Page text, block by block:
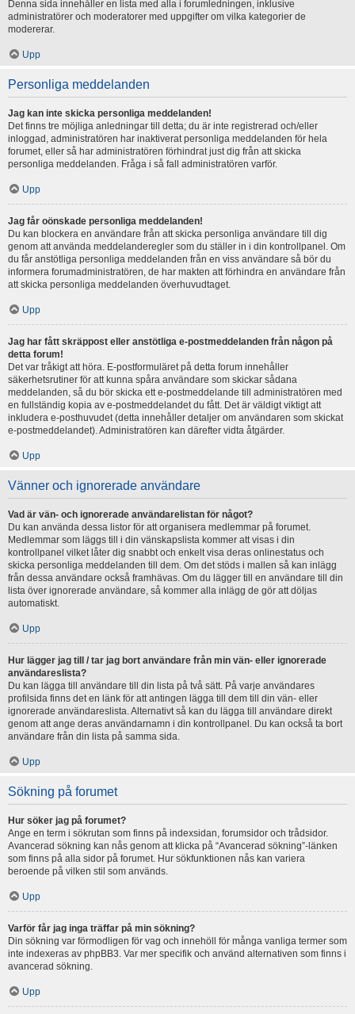
Denna sida innehåller en lista med alla i forumledningen, inklusive
administratörer och moderatorer med uppgifter om vilka kategorier de
modererar.
Upp
Personliga meddelanden
Jag kan inte skicka personliga meddelanden!
Det finns tre möjliga anledningar till detta; du är inte registrerad och/eller
inloggad, administratören har inaktiverat personliga meddelanden för hela
forumet, eller så har administratören förhindrat just dig från att skicka
personliga meddelanden. Fråga i så fall administratören varför.
Upp
Jag får oönskade personliga meddelanden!
Du kan blockera en användare från att skicka personliga användare till dig
genom att använda meddelanderegler som du ställer in i din kontrollpanel. Om
du får anstötliga personliga meddelanden från en viss användare så bör du
informera forumadministratören, de har makten att förhindra en användare från
att skicka personliga meddelanden överhuvudtaget.
Upp
Jag har fått skräppost eller anstötliga e-postmeddelanden från någon på
detta forum!
Det var tråkigt att höra. E-postformuläret på detta forum innehåller
säkerhetsrutiner för att kunna spåra användare som skickar sådana
meddelanden, så du bör skicka ett e-postmeddelande till administratören med
en fullständig kopia av e-postmeddelandet du fått. Det är väldigt viktigt att
inkludera e-posthuvudet (detta innehåller detaljer om användaren som skickat
e-postmeddelandet). Administratören kan därefter vidta åtgärder.
Upp
Vänner och ignorerade användare
Vad är vän- och ignorerade användarelistan för något?
Du kan använda dessa listor för att organisera medlemmar på forumet.
Medlemmar som läggs till i din vänskapslista kommer att visas i din
kontrollpanel vilket låter dig snabbt och enkelt visa deras onlinestatus och
skicka personliga meddelanden till dem. Om det stöds i mallen så kan inlägg
från dessa användare också framhävas. Om du lägger till en användare till din
lista över ignorerade användare, så kommer alla inlägg de gör att döljas
automatiskt.
Upp
Hur lägger jag till / tar jag bort användare från min vän- eller ignorerade
användareslista?
Du kan lägga till användare till din lista på två sätt. På varje användares
profilsida finns det en länk för att antingen lägga till dem till din vän- eller
ignorerade användareslista. Alternativt så kan du lägga till användare direkt
genom att ange deras användarnamn i din kontrollpanel. Du kan också ta bort
användare från din lista på samma sida.
Upp
Sökning på forumet
Hur söker jag på forumet?
Ange en term i sökrutan som finns på indexsidan, forumsidor och trådsidor.
Avancerad sökning kan nås genom att klicka på “Avancerad sökning”-länken
som finns på alla sidor på forumet. Hur sökfunktionen nås kan variera
beroende på vilken stil som används.
Upp
Varför får jag inga träffar på min sökning?
Din sökning var förmodligen för vag och innehöll för många vanliga termer som
inte indexeras av phpBB3. Var mer specifik och använd alternativen som finns i
avancerad sökning.
Upp